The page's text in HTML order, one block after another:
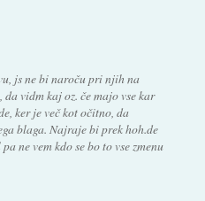
js ne bi naroču pri njih na
vidm kaj oz. če majo vse kar
ker je več kot očitno, da
blaga. Najraje bi prek hoh.de
ne vem kdo se bo to vse zmenu